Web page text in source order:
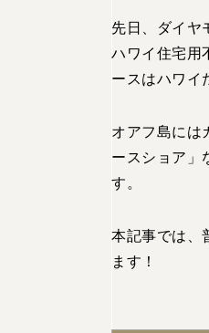
先日、ダイヤ
ハワイ住宅用
ースはハワイ
オアフ島には
ースショア」
す。
本記事では、
ます！